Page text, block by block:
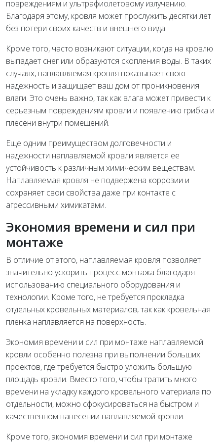
повреждениям и ультрафиолетовому излучению.
Благодаря этому, кровля может прослужить десятки лет
без потери своих качеств и внешнего вида.
Кроме того, часто возникают ситуации, когда на кровлю
выпадает снег или образуются скопления воды. В таких
случаях, наплавляемая кровля показывает свою
надежность и защищает ваш дом от проникновения
влаги. Это очень важно, так как влага может привести к
серьезным повреждениям кровли и появлению грибка и
плесени внутри помещений.
Еще одним преимуществом долговечности и
надежности наплавляемой кровли является ее
устойчивость к различным химическим веществам.
Наплавляемая кровля не подвержена коррозии и
сохраняет свои свойства даже при контакте с
агрессивными химикатами.
Экономия времени и сил при
монтаже
В отличие от этого, наплавляемая кровля позволяет
значительно ускорить процесс монтажа благодаря
использованию специального оборудования и
технологии. Кроме того, не требуется прокладка
отдельных кровельных материалов, так как кровельная
пленка наплавляется на поверхность.
Экономия времени и сил при монтаже наплавляемой
кровли особенно полезна при выполнении больших
проектов, где требуется быстро уложить большую
площадь кровли. Вместо того, чтобы тратить много
времени на укладку каждого кровельного материала по
отдельности, можно сфокусироваться на быстром и
качественном нанесении наплавляемой кровли.
Кроме того, экономия времени и сил при монтаже